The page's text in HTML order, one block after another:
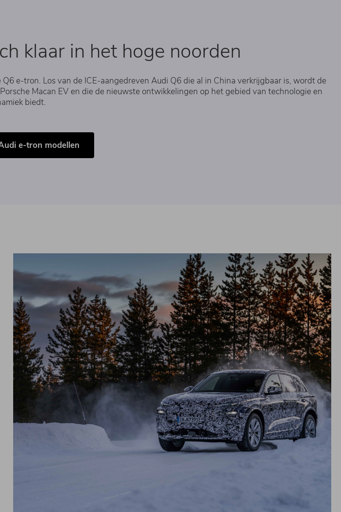
klaar in het hoge noorden
e-tron. Los van de ICE-aangedreven Audi Q6 die al in China verkrijgbaar is, wordt de
Macan EV en die de nieuwste ontwikkelingen op het gebied van technologie en
biedt.
e-tron modellen